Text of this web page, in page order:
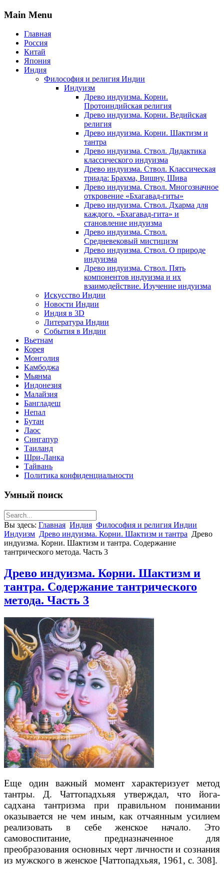
Main Menu
Главная
Россия
Китай
Япония
Индия
Философия и религия Индии
Индуизм
Древо индуизма. Корни.
Протоиндийская религия
Древо индуизма. Корни. Ведийская
религия
Древо индуизма. Корни. Шактизм и
тантра
Древо индуизма. Ствол. Дидактика
классического индуизма
Древо индуизма. Ствол. Классическая
триада: Брахма, Вишну, Шива
Древо индуизма. Ствол. Многозначное
откровение «Бхагавад-гиты»
Древо индуизма. Ствол. Дхарма для
каждого. «Бхагавад-гита» и
становление индуизма
Древо индуизма. Ствол.
Средневековый мистицизм
Древо индуизма. Ствол. О природе
индуизма
Древо индуизма. Ствол. Пять
компонентов индуизма и их
взаимодействие. Изучение индуизма
Искусство Индии
Новости Индии
Индия в 3D
Литература Индии
События в Индии
Вьетнам
Корея
Монголия
Камбоджа
Мьянма
Индонезия
Малайзия
Бангладеш
Непал
Бутан
Лаос
Сингапур
Таиланд
Шри-Ланка
Тайвань
Политика конфиденциальности
Умный поиск
Вы здесь: Главная Индия Философия и религия Индии
Индуизм Древо индуизма. Корни. Шактизм и тантра Древо
индуизма. Корни. Шактизм и тантра. Содержание
тантрического метода. Часть 3
Древо индуизма. Корни. Шактизм и
тантра. Содержание тантрического
метода. Часть 3
Еще один важный момент характеризует метод
тантры. Д. Чаттопадхьяя утверждал, что йога-
садхана тантризма при правильном понимании
оказывается не чем иным, как отчаянным усилием
реализовать в себе женское начало. Это
самовоспитание, предназначенное для
преобразования основных черт личности и сознания
из мужского в женское [Чаттопадхьяя, 1961, с. 308].